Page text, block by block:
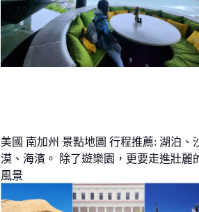
美國 南加州 景點地圖 行程推薦: 湖泊、
漠、海濱。 除了遊樂園，更要走進壯麗
風景